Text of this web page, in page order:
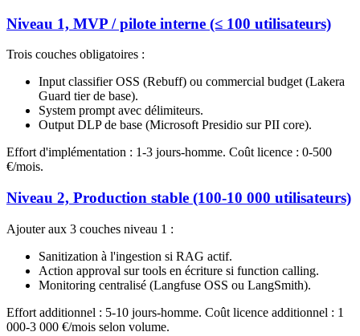
Niveau 1, MVP / pilote interne (≤ 100 utilisateurs)
Trois couches obligatoires :
Input classifier OSS (Rebuff) ou commercial budget (Lakera
Guard tier de base).
System prompt avec délimiteurs.
Output DLP de base (Microsoft Presidio sur PII core).
Effort d'implémentation : 1-3 jours-homme. Coût licence : 0-500
€/mois.
Niveau 2, Production stable (100-10 000 utilisateurs)
Ajouter aux 3 couches niveau 1 :
Sanitization à l'ingestion si RAG actif.
Action approval sur tools en écriture si function calling.
Monitoring centralisé (Langfuse OSS ou LangSmith).
Effort additionnel : 5-10 jours-homme. Coût licence additionnel : 1
000-3 000 €/mois selon volume.